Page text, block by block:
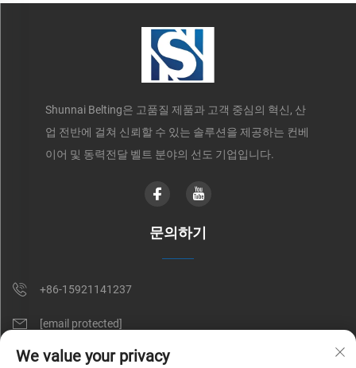
Shunnai Belting은 고품질 제품과 고객 중심의 혁신, 산
업 전반에 걸쳐 신뢰할 수 있는 솔루션을 제공하는 컨베
이어 및 동력전달 벨트 분야의 선도 기업입니다.
문의하기
+86-15921141237
[email protected]
RM 602, NO. 1509, CAOAN ROAD, SHANGHAI, CHINA
We value your privacy